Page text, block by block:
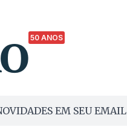
50 ANOS
EM SEU EMAIL